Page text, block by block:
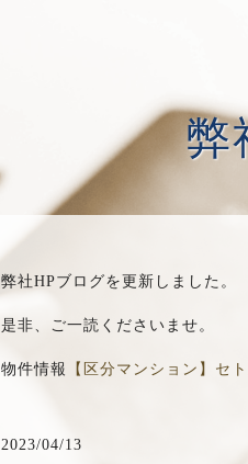
選ばれる理由弊
弊社HPブログを更新しました。
是非、ご一読くださいませ。
物件情報 【区分マンション】セ
2023/04/13